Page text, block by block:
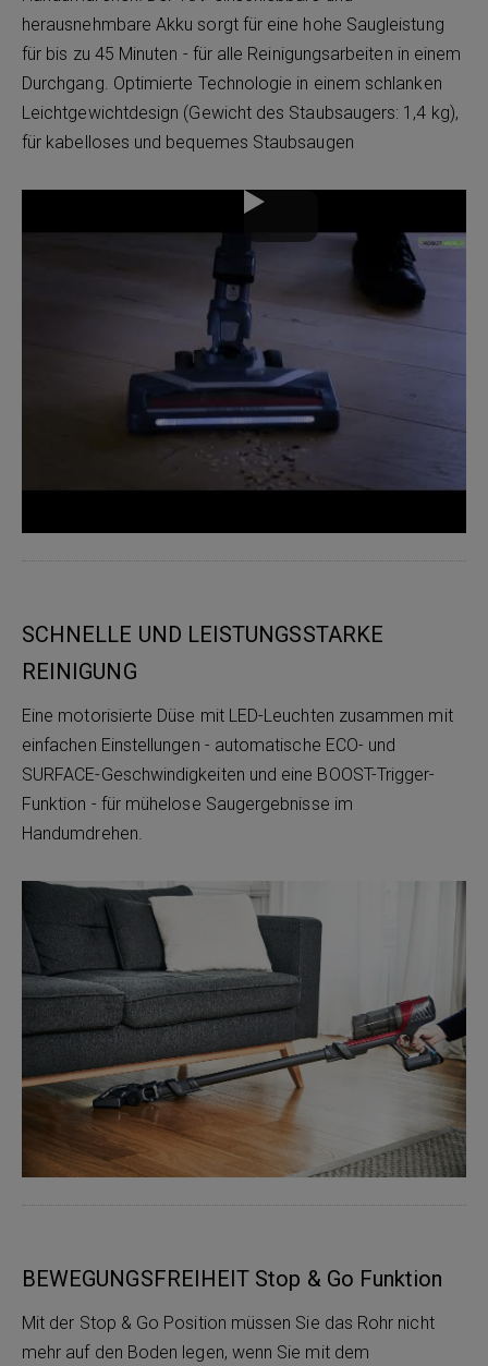
herausnehmbare Akku sorgt für eine hohe Saugleistung
für bis zu 45 Minuten - für alle Reinigungsarbeiten in einem
Durchgang. Optimierte Technologie in einem schlanken
Leichtgewichtdesign (Gewicht des Staubsaugers: 1,4 kg),
für kabelloses und bequemes Staubsaugen
SCHNELLE UND LEISTUNGSSTARKE
REINIGUNG
Eine motorisierte Düse mit LED-Leuchten zusammen mit
einfachen Einstellungen - automatische ECO- und
SURFACE-Geschwindigkeiten und eine BOOST-Trigger-
Funktion - für mühelose Saugergebnisse im
Handumdrehen.
BEWEGUNGSFREIHEIT Stop & Go Funktion
Mit der Stop & Go Position müssen Sie das Rohr nicht
mehr auf den Boden legen, wenn Sie mit dem